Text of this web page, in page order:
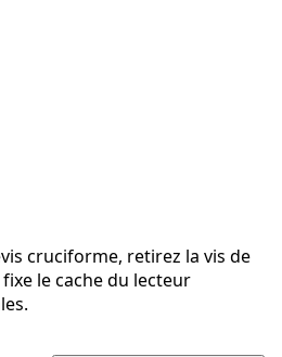
cruciforme, retirez la vis de
le cache du lecteur